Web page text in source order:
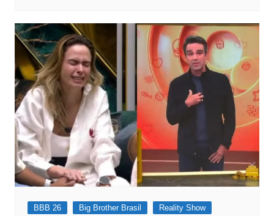
BBB 26 Big Brother Brasil Reality Show